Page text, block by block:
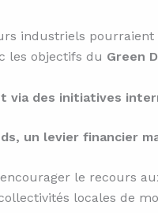
industriels
les objectifs du Green
via des initiatives
un levier financier
le recours
locales de